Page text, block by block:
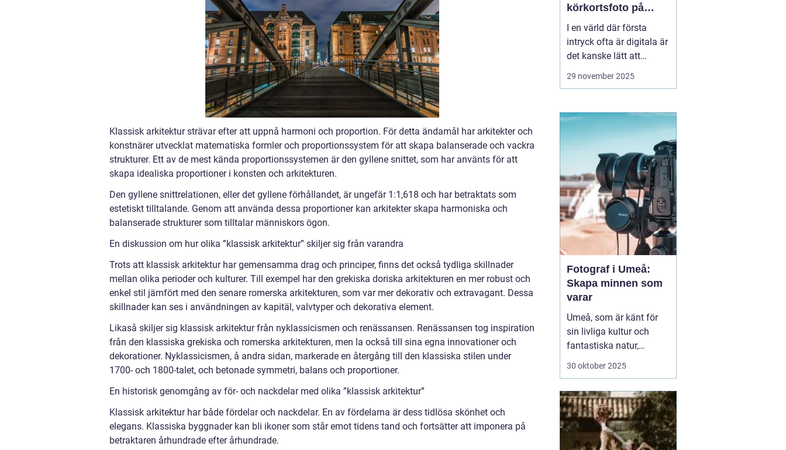
Klassisk arkitektur strävar efter att uppnå harmoni och proportion. För detta ändamål har arkitekter och
konstnärer utvecklat matematiska formler och proportionssystem för att skapa balanserade och vackra
strukturer. Ett av de mest kända proportionssystemen är den gyllene snittet, som har använts för att
skapa idealiska proportioner i konsten och arkitekturen.
Den gyllene snittrelationen, eller det gyllene förhållandet, är ungefär 1:1,618 och har betraktats som
estetiskt tilltalande. Genom att använda dessa proportioner kan arkitekter skapa harmoniska och
balanserade strukturer som tilltalar människors ögon.
En diskussion om hur olika ”klassisk arkitektur” skiljer sig från varandra
Trots att klassisk arkitektur har gemensamma drag och principer, finns det också tydliga skillnader
mellan olika perioder och kulturer. Till exempel har den grekiska doriska arkitekturen en mer robust och
enkel stil jämfört med den senare romerska arkitekturen, som var mer dekorativ och extravagant. Dessa
skillnader kan ses i användningen av kapitäl, valvtyper och dekorativa element.
Likaså skiljer sig klassisk arkitektur från nyklassicismen och renässansen. Renässansen tog inspiration
från den klassiska grekiska och romerska arkitekturen, men la också till sina egna innovationer och
dekorationer. Nyklassicismen, å andra sidan, markerade en återgång till den klassiska stilen under
1700- och 1800-talet, och betonade symmetri, balans och proportioner.
En historisk genomgång av för- och nackdelar med olika ”klassisk arkitektur”
Klassisk arkitektur har både fördelar och nackdelar. En av fördelarna är dess tidlösa skönhet och
elegans. Klassiska byggnader kan bli ikoner som står emot tidens tand och fortsätter att imponera på
betraktaren århundrade efter århundrade.
körkortsfoto på
Östermalm
I en värld där första
intryck ofta är digitala är
det kanske lätt att
glömma bort vikten av
en viktig del av vår
identitet. Ett k&o...
29 november 2025
Fotograf i Umeå:
Skapa minnen som
varar
Umeå, som är känt för
sin livliga kultur och
fantastiska natur,
erbjuder många tillfällen
staden för att utforska
dess kulturella
evenemang eller de
vackra norrlands...
30 oktober 2025